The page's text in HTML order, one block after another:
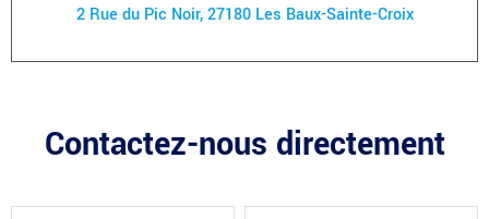
2 Rue du Pic Noir, 27180 Les Baux-Sainte-Croix
Contactez-nous directement